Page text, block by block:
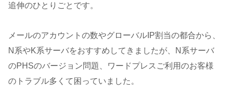
追伸のひとりごとです。
メールのアカウントの数やグローバルIP割当の都合から、
N系やK系サーバをおすすめしてきましたが、N系サーバ
のPHSのバージョン問題、ワードプレスご利用のお客様
のトラブル多くて困っていました。